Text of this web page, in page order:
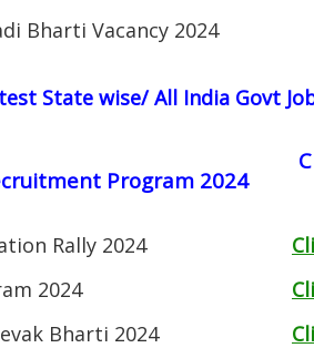
Bharti Vacancy 2024
State wise/ All India Govt
Program 2024
Rally 2024
2024
Bharti 2024